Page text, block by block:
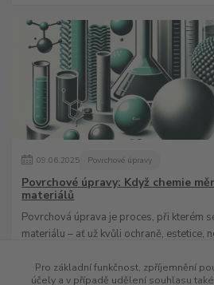
09.06.2025 Povrchové úpravy
Povrchové úpravy: Když chemie
materiálů
Povrchová úprava je proces, při kterém
materiálu – ať už kvůli ochraně, estetice,
Pro základní funkčnost, zpříjemnění
účely a v případě udělení souhlasu